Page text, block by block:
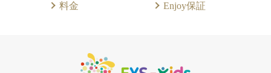
料金 Enjoy保証